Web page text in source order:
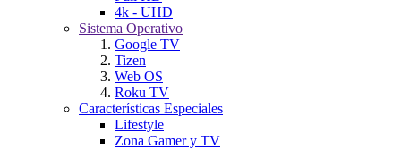
4k - UHD
Sistema Operativo
Google TV
Tizen
Web OS
Roku TV
Características Especiales
Lifestyle
Zona Gamer y TV